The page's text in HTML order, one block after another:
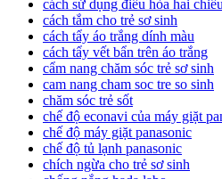
cách sử dụng điều hòa hai
cách tắm cho trẻ sơ sinh
cách tẩy áo trắng dính màu
cách tẩy vết bẩn trên áo trắng
cẩm nang chăm sóc trẻ sơ sinh
cam nang cham soc tre so sinh
chăm sóc trẻ sốt
chế độ econavi của máy giặt
chế độ máy giặt panasonic
chế độ tủ lạnh panasonic
chích ngừa cho trẻ sơ sinh